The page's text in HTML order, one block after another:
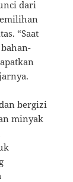
dari
“Saat
bergizi
minyak